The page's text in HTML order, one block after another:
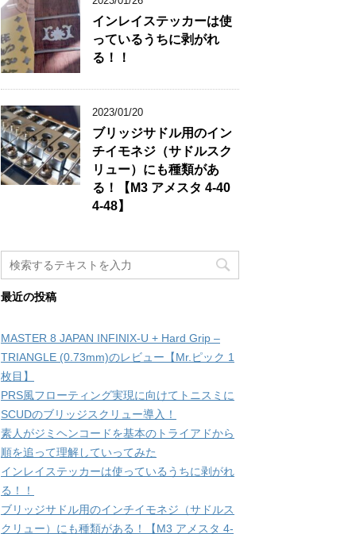
インレイステッカーは使
っているうちに剥がれ
る！！
2023/01/20
ブリッジサドル用のイン
チイモネジ（サドルスク
リュー）にも種類があ
る！【M3 アメスタ 4-40
4-48】
最近の投稿
MASTER 8 JAPAN INFINIX-U + Hard Grip –
TRIANGLE (0.73mm)のレビュー【Mr.ピック 1
枚目】
PRS風フローティング実現に向けてトニスミに
SCUDのブリッジスクリュー導入！
素人がジミヘンコードを基本のトライアドから
順を追って理解していってみた
インレイステッカーは使っているうちに剥がれ
る！！
ブリッジサドル用のインチイモネジ（サドルス
クリュー）にも種類がある！【M3 アメスタ 4-